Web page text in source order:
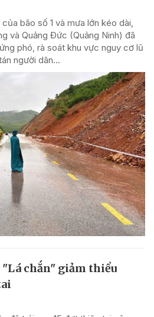
bão số 1 và mưa lớn kéo dài,
và Quảng Đức (Quảng Ninh) đã
phó, rà soát khu vực nguy cơ lũ
người dân...
chắn" giảm thiểu